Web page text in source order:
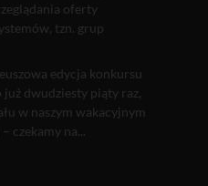
oferty
tzn. grup
edycja konkursu
już dwudziesty piąty raz,
w naszym wakacyjnym
czekamy na...